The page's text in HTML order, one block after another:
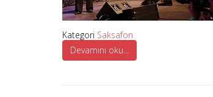
Kategori Saksafon
Devamını oku...